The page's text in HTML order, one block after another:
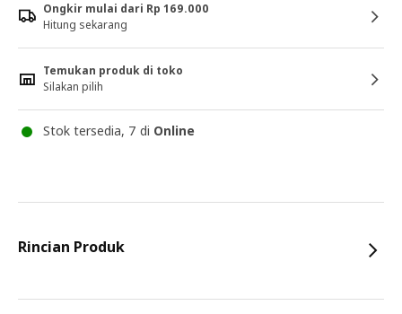
Ongkir mulai dari Rp 169.000
Hitung sekarang
Temukan produk di toko
Silakan pilih
Stok tersedia, 7 di Online
Rincian Produk